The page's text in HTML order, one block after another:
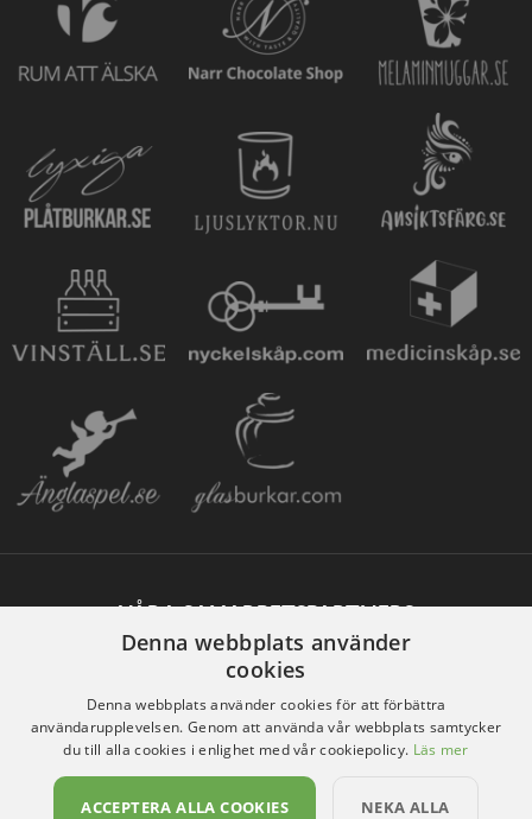
VÅRA SAMARBETSPARTNERS
Denna webbplats använder
cookies
Denna webbplats använder cookies för att förbättra
användarupplevelsen. Genom att använda vår webbplats samtycker
du till alla cookies i enlighet med vår cookiepolicy. Läs mer
ACCEPTERA ALLA COOKIES NEKA ALLA